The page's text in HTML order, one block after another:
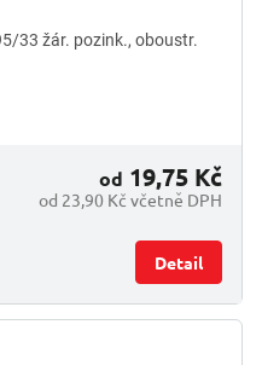
33 žár. pozink., oboustr.
od 23,90 Kč včetně DPH
od 19,75 Kč
Detail